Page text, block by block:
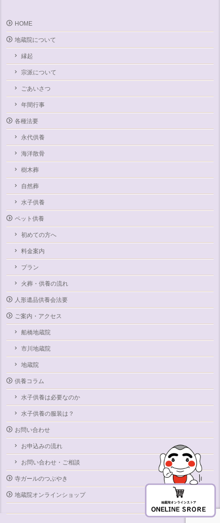
HOME
地蔵院について
縁起
宗派について
ごあいさつ
年間行事
各種法要
永代供養
海洋散骨
樹木葬
自然葬
水子供養
ペット供養
初めての方へ
料金案内
プラン
火葬・供養の流れ
人形遺品供養会法要
ご案内・アクセス
船橋地蔵院
市川地蔵院
地蔵院
供養コラム
水子供養は必要なのか
水子供養の服装は？
お問い合わせ
お申込みの流れ
お問い合わせ・ご相談
寺ガールのつぶやき
地蔵院オンラインショップ